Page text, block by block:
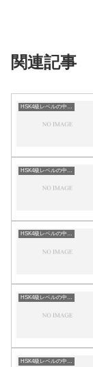
関連記事
HSK4級レベルの中国語
HSK4級レベルの中国語
HSK4級レベルの中国語